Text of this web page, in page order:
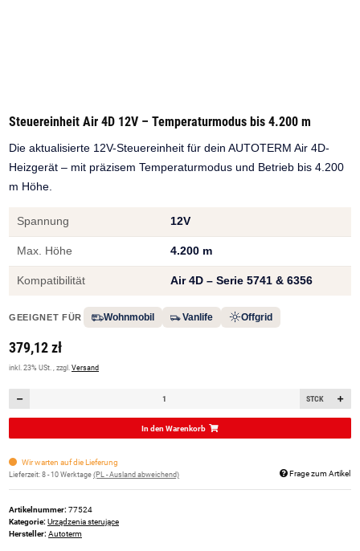
Steuereinheit Air 4D 12V – Temperaturmodus bis 4.200 m
Die aktualisierte 12V-Steuereinheit für dein AUTOTERM Air 4D-
Heizgerät – mit präzisem Temperaturmodus und Betrieb bis 4.200
m Höhe.
Spannung 12V
Max. Höhe 4.200 m
Kompatibilität Air 4D – Serie 5741 & 6356
GEEIGNET FÜR Wohnmobil Vanlife Offgrid
379,12 zł
inkl. 23% USt. , zzgl. Versand
STCK
In den Warenkorb
Wir warten auf die Lieferung
Lieferzeit: 8 - 10 Werktage (PL - Ausland abweichend) Frage zum Artikel
Artikelnummer: 77524
Kategorie: Urządzenia sterujące
Hersteller: Autoterm